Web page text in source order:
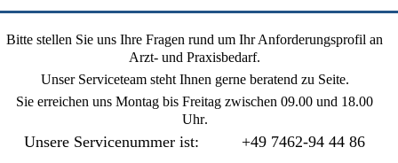
Bitte stellen Sie uns Ihre Fragen rund um Ihr Anforderungsprofil an
Arzt- und Praxisbedarf.
Unser Serviceteam steht Ihnen gerne beratend zu Seite.
Sie erreichen uns Montag bis Freitag zwischen 09.00 und 18.00
Uhr.
Unsere Servicenummer ist: +49 7462-94 44 86